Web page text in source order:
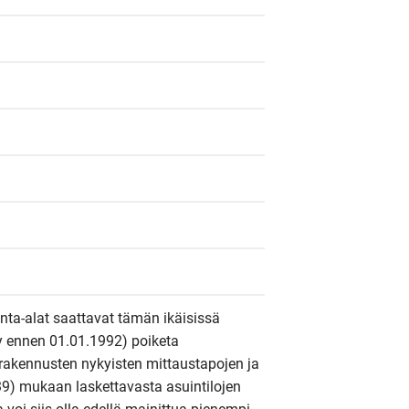
alat saattavat tämän ikäisissä
01.01.1992) poiketa
nykyisten mittaustapojen ja
mukaan laskettavasta asuintilojen